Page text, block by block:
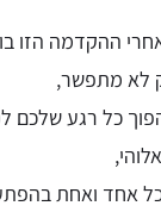
אחרי ההקדמה הזו
לא מתפשר,
כל רגע שלכם
אחד ואחת